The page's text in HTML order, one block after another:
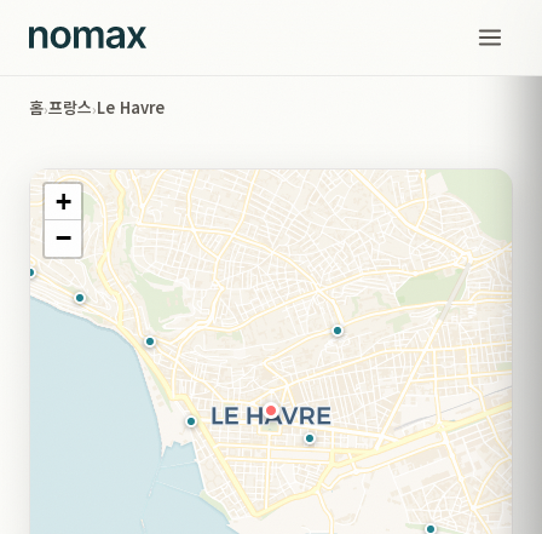
홈›프랑스›Le Havre
+
−